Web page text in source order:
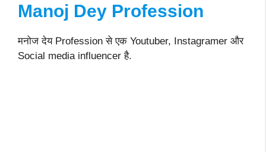
Manoj Dey Profession
मनोज देय Profession से एक Youtuber, Instagramer और
Social media influencer है.